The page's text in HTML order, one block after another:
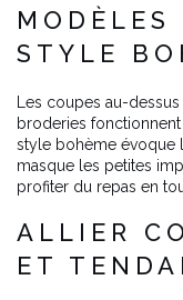
STYLE
Les coupes au-
broderies
style bohème évoque
masque les petites
profiter du repas en
ALLIER
ET